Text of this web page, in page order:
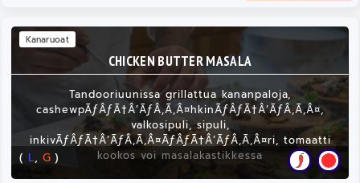
CHICKEN BUTTER MASALA
Tandooriuunissa grillattua kananpaloja,
cashewpÃƒÂƒÃ†Â’ÃƒÂ‚Ã‚Â¤hkinÃƒÂƒÃ†Â’ÃƒÂ‚Ã‚Â¤,
valkosipuli, sipuli,
inkivÃƒÂƒÃ†Â’ÃƒÂ‚Ã‚Â¤ÃƒÂƒÃ†Â’ÃƒÂ‚Ã‚Â¤ri, tomaatti
kookos voi masalakastikkessa
( L, G )
Kanaruoat